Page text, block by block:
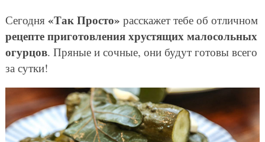
Сегодня «Так Просто» расскажет тебе об отличном
рецепте приготовления хрустящих малосольных
огурцов. Пряные и сочные, они будут готовы всего
за сутки!